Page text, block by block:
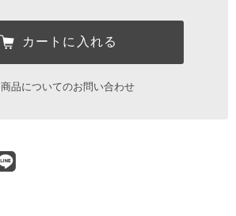
カートに入れる
商品についてのお問い合わせ